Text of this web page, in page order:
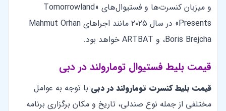
و میزبان کنسرت‌ها و فستیوال‌های «Tomorrowland
Presents» در سال ۲۰۲۵ مانند اجراهای Mahmut Orhan
،Boris Brejcha و ARTBAT خواهد بود.
قیمت بلیط فستیوال تومارولند در دبی
قیمت بلیط کنسرت تومارولند در دبی با توجه به عوامل
مختلفی از جمله نوع صندلی، تاریخ و مکان برگزاری برنامه